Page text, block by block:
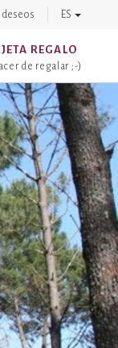
deseos ES
REGALO
de regalar ;-)